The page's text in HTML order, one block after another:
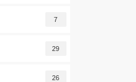
7
29
26